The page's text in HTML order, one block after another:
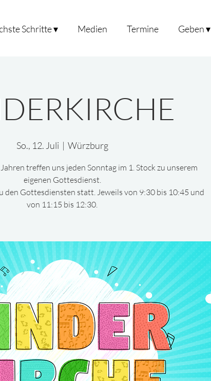
Schritte ▾ Medien Termine Geben ▾
So., 12. Juli
  |
Würzburg
treffen uns jeden Sonntag im 1. Stock zu unserem
eigenen Gottesdienst.
den Gottesdiensten statt. Jeweils von 9:30 bis 10:45 und
von 11:15 bis 12:30.